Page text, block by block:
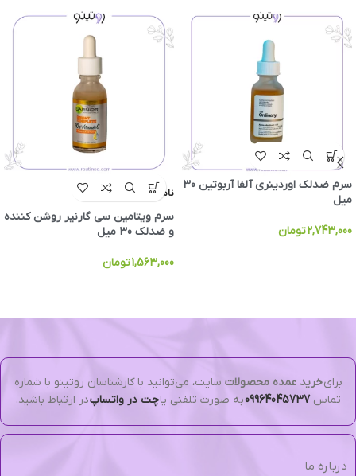
سرم ضدلک اوردینری آلفا آربوتین 30
میل
2,743,000تومان
ناموجود
سرم ویتامین سی گارنیر روشن کننده
و ضدلک 30 میل
1,563,000تومان
برایخرید عمده محصولات سایت، می‌توانید با کارشناسان روتینو با شماره
تماس09964045737به صورت تلفنی یاچت در واتساپدر ارتباط باشید.
درباره ما